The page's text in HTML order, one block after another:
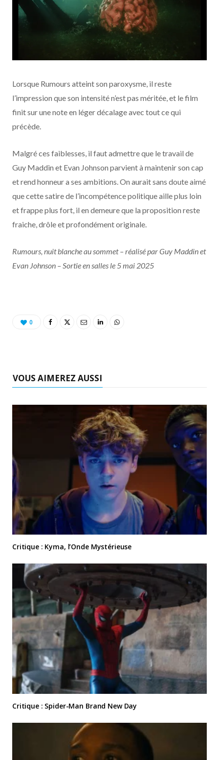
Lorsque Rumours atteint son paroxysme, il reste
l’impression que son intensité n’est pas méritée, et le film
finit sur une note en léger décalage avec tout ce qui
précède.
Malgré ces faiblesses, il faut admettre que le travail de
Guy Maddin et Evan Johnson parvient à maintenir son cap
et rend honneur a ses ambitions. On aurait sans doute aimé
que cette satire de l’incompétence politique aille plus loin
et frappe plus fort, il en demeure que la proposition reste
fraiche, drôle et profondément originale.
Rumours, nuit blanche au sommet – réalisé par Guy Maddin et
Evan Johnson – Sortie en salles le 5 mai 2025
0
VOUS AIMEREZ AUSSI
Critique : Kyma, l’Onde Mystérieuse
Critique : Spider-Man Brand New Day